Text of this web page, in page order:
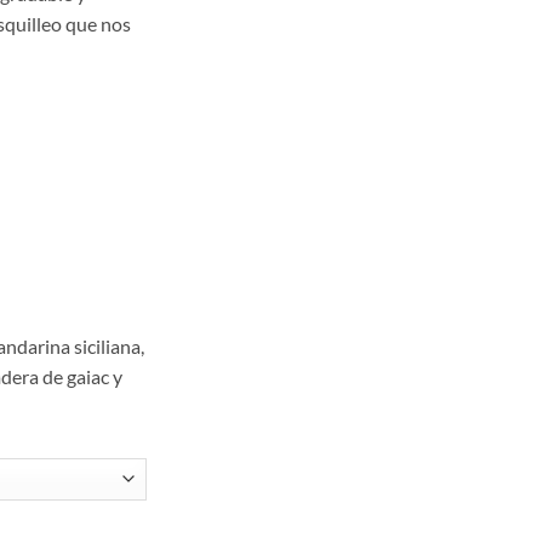
que nos
siciliana,
de gaiac y